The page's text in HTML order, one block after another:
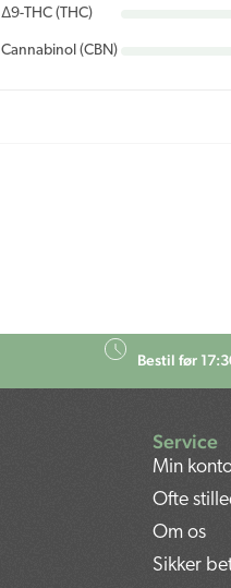
Δ9-THC (THC)
Cannabinol (CBN)
Bestil før
Service
Min
Ofte
Om os
Sikker